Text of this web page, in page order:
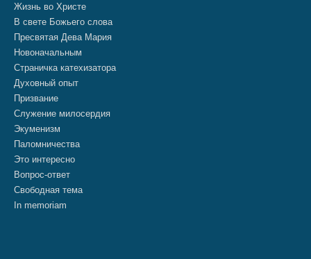
Жизнь во Христе
В свете Божьего слова
Пресвятая Дева Мария
Новоначальным
Страничка катехизатора
Духовный опыт
Призвание
Служение милосердия
Экуменизм
Паломничества
Это интересно
Вопрос-ответ
Свободная тема
In memoriam